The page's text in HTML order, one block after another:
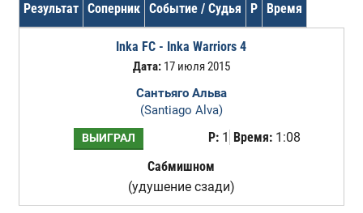
Результат Соперник Событие / Судья Р Время
Inka FC - Inka Warriors 4
Дата:17 июля 2015
Сантьяго Альва
(Santiago Alva)
ВЫИГРАЛ Р:1 Время:1:08
Сабмишном
(удушение сзади)